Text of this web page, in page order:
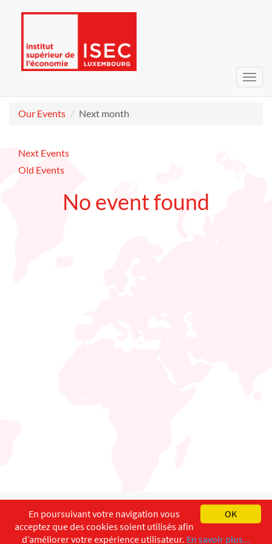
Our Events
Next month
Next Events
Old Events
No event found
English Français
Copyright ©ISEC-AdW Impressum
OK
En poursuivant votre navigation vous
acceptez que des cookies soient utilisés afin
d’améliorer votre expérience utilisateur. En savoir plus...